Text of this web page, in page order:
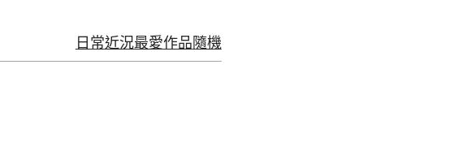
日常近況最愛作品 隨機